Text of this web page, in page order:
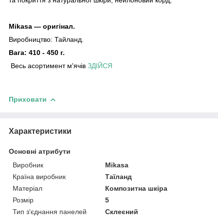
Mikasa — оригінал.
Виробництво: Тайланд.
Вага: 410 - 450 г.
Весь асортимент м'ячів ЗДІЙСЯ
Приховати
Характеристики
Основні атрибути
Виробник
Mikasa
Країна виробник
Таїланд
Матеріал
Композитна шкіра
Розмір
5
Тип з'єднання панелей
Склеєний